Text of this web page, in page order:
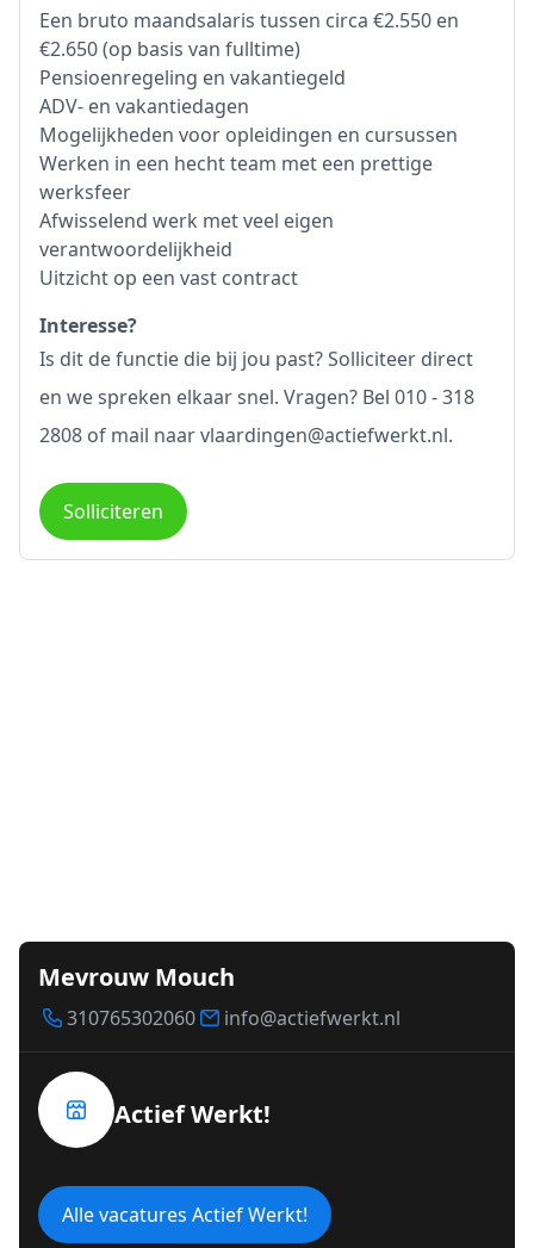
Een bruto maandsalaris tussen circa €2.550 en
€2.650 (op basis van fulltime)
Pensioenregeling en vakantiegeld
ADV- en vakantiedagen
Mogelijkheden voor opleidingen en cursussen
Werken in een hecht team met een prettige
werksfeer
Afwisselend werk met veel eigen
verantwoordelijkheid
Uitzicht op een vast contract
Interesse?
Is dit de functie die bij jou past? Solliciteer direct
en we spreken elkaar snel. Vragen? Bel 010 - 318
2808 of mail naar vlaardingen@actiefwerkt.nl.
Solliciteren
Mevrouw Mouch
310765302060 info@actiefwerkt.nl
Actief Werkt!
Alle vacatures Actief Werkt!